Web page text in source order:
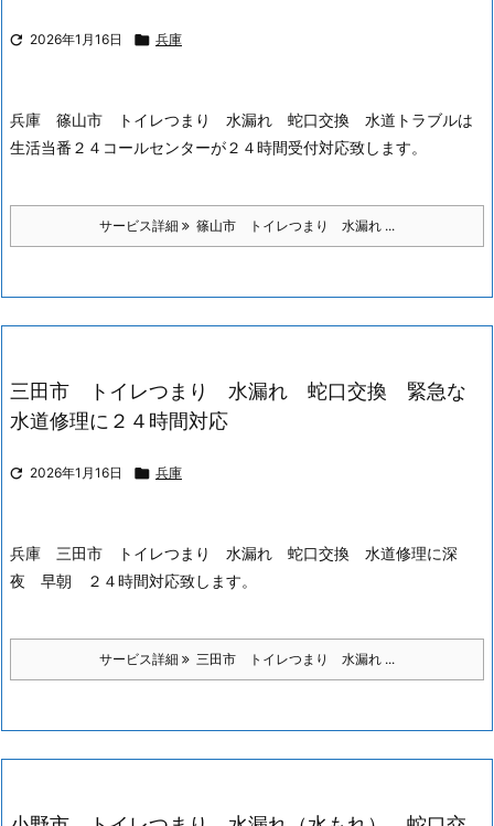
 2026年1月16日  兵庫
兵庫 篠山市 トイレつまり 水漏れ 蛇口交換 水道トラブルは
生活当番２４コールセンターが２４時間受付対応致します。
サービス詳細 篠山市 トイレつまり 水漏れ ...
三田市 トイレつまり 水漏れ 蛇口交換 緊急な
水道修理に２４時間対応
 2026年1月16日  兵庫
兵庫 三田市 トイレつまり 水漏れ 蛇口交換 水道修理に深
夜 早朝 ２４時間対応致します。
サービス詳細 三田市 トイレつまり 水漏れ ...